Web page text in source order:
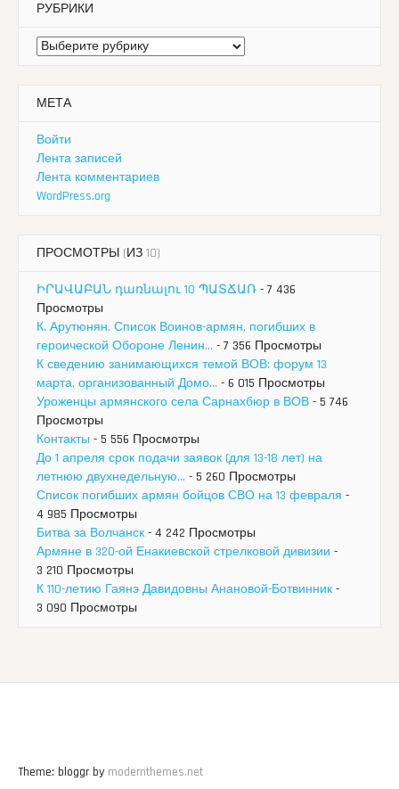
РУБРИКИ
Рубрики
МЕТА
Войти
Лента записей
Лента комментариев
WordPress.org
ПРОСМОТРЫ (ИЗ 10)
ԻՐԱՎԱԲԱՆ դառնալու 10 ՊԱՏՃԱՌ - 7 436
Просмотры
К. Арутюнян. Список Воинов-армян, погибших в
героической Обороне Ленин... - 7 356 Просмотры
К сведению занимающихся темой ВОВ: форум 13
марта, организованный Домо... - 6 015 Просмотры
Уроженцы армянского села Сарнахбюр в ВОВ - 5 746
Просмотры
Контакты - 5 556 Просмотры
До 1 апреля срок подачи заявок (для 13-18 лет) на
летнюю двухнедельную... - 5 260 Просмотры
Список погибших армян бойцов СВО на 13 февраля -
4 985 Просмотры
Битва за Волчанск - 4 242 Просмотры
Армяне в 320-ой Енакиевской стрелковой дивизии -
3 210 Просмотры
К 110-летию Гаянэ Давидовны Анановой-Ботвинник -
3 090 Просмотры
Theme: bloggr by modernthemes.net